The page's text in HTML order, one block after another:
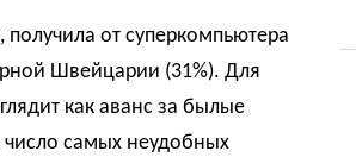
от суперкомпьютера
Швейцарии (31%). Для
как аванс за былые
число самых неудобных